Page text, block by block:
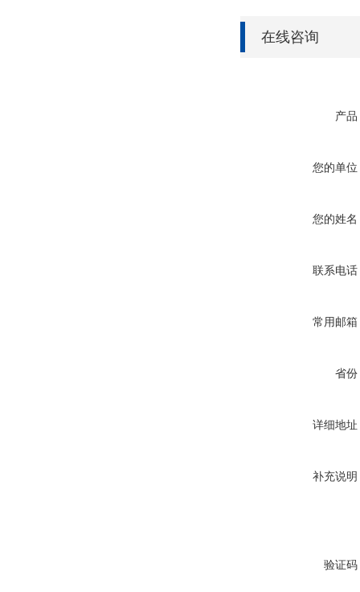
在线咨询
产品
您的单位
您的姓名
联系电话
常用邮箱
省份
详细地址
补充说明
验证码